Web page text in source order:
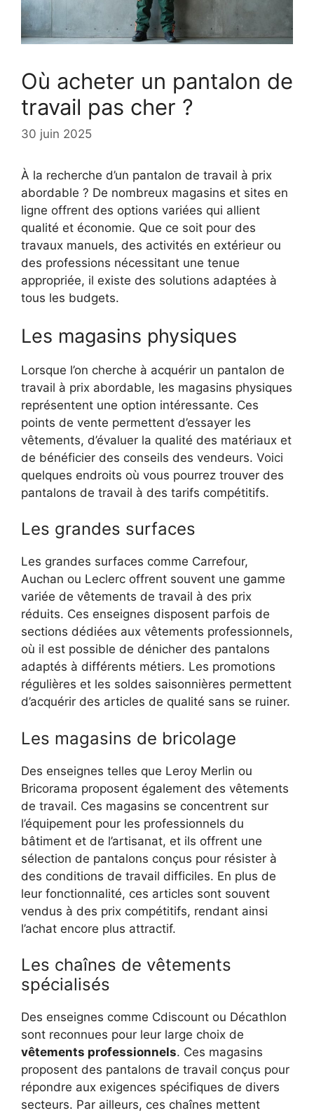
Où acheter un pantalon de
travail pas cher ?
30 juin 2025
À la recherche d’un pantalon de travail à prix
abordable ? De nombreux magasins et sites en
ligne offrent des options variées qui allient
qualité et économie. Que ce soit pour des
travaux manuels, des activités en extérieur ou
des professions nécessitant une tenue
appropriée, il existe des solutions adaptées à
tous les budgets.
Les magasins physiques
Lorsque l’on cherche à acquérir un pantalon de
travail à prix abordable, les magasins physiques
représentent une option intéressante. Ces
points de vente permettent d’essayer les
vêtements, d’évaluer la qualité des matériaux et
de bénéficier des conseils des vendeurs. Voici
quelques endroits où vous pourrez trouver des
pantalons de travail à des tarifs compétitifs.
Les grandes surfaces
Les grandes surfaces comme Carrefour,
Auchan ou Leclerc offrent souvent une gamme
variée de vêtements de travail à des prix
réduits. Ces enseignes disposent parfois de
sections dédiées aux vêtements professionnels,
où il est possible de dénicher des pantalons
adaptés à différents métiers. Les promotions
régulières et les soldes saisonnières permettent
d’acquérir des articles de qualité sans se ruiner.
Les magasins de bricolage
Des enseignes telles que Leroy Merlin ou
Bricorama proposent également des vêtements
de travail. Ces magasins se concentrent sur
l’équipement pour les professionnels du
bâtiment et de l’artisanat, et ils offrent une
sélection de pantalons conçus pour résister à
des conditions de travail difficiles. En plus de
leur fonctionnalité, ces articles sont souvent
vendus à des prix compétitifs, rendant ainsi
l’achat encore plus attractif.
Les chaînes de vêtements
spécialisés
Des enseignes comme Cdiscount ou Décathlon
sont reconnues pour leur large choix de
vêtements professionnels. Ces magasins
proposent des pantalons de travail conçus pour
répondre aux exigences spécifiques de divers
secteurs. Par ailleurs, ces chaînes mettent